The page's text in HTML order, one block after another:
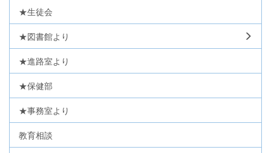
★生徒会
★図書館より
★進路室より
★保健部
★事務室より
教育相談